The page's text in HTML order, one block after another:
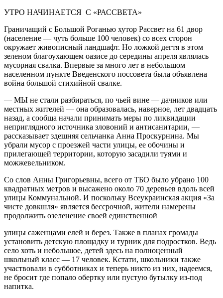
УТРО НАЧИНАЕТСЯ С «РАССВЕТА»
Граничащий с Большой Роганью хутор Рассвет на 61 двор
(население — чуть больше 100 человек) со всех сторон
окружает живописный ландшафт. Но ложкой дегтя в этом
зеленом благоухающем оазисе до середины апреля являлась
мусорная свалка. Впервые за много лет в небольшом
населенном пункте Введенского поссовета была объявлена
война большой стихийной свалке.
— МЫ не стали разбираться, по чьей вине — дачников или
местных жителей — она образовалась, наверное, лет двадцать
назад, а сообща начали принимать меры по ликвидации
неприглядного источника зловоний и антисанитарии, —
рассказывает здешняя сельчанка Анна Проскурнина. Мы
убрали мусор с проезжей части улицы, ее обочины и
прилегающей территории, которую засадили туями и
можжевельником.
Со слов Анны Григорьевны, всего от ТБО было убрано 100
квадратных метров и высажено около 70 деревьев вдоль всей
улицы Коммунальной. И поскольку Всеукраинская акция «За
чисте довкшля» является бессрочной, жители намерены
продолжить озеленение своей единственной
улицы саженцами елей и берез. Также в планах громады
установить детскую площадку и турник для подростков. Ведь
село хоть и небольшое, детей здесь на полноценный
школьный класс — 17 человек. Кстати, школьники также
участвовали в субботниках и теперь никто из них, надеемся,
не бросит где попало обертку или пустую бутылку из-под
напитка.